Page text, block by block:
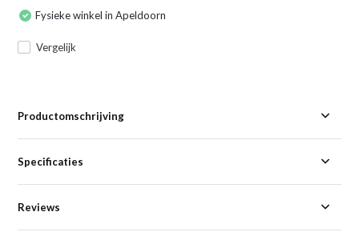
Fysieke winkel in Apeldoorn
Vergelijk
Productomschrijving
Specificaties
Reviews